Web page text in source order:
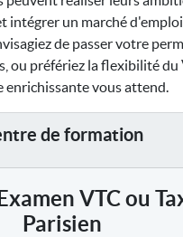
intégrer un marché
de passer votre
ou préfériez la flexibilité du
enrichissante vous attend.
de formation
VTC ou
Parisien